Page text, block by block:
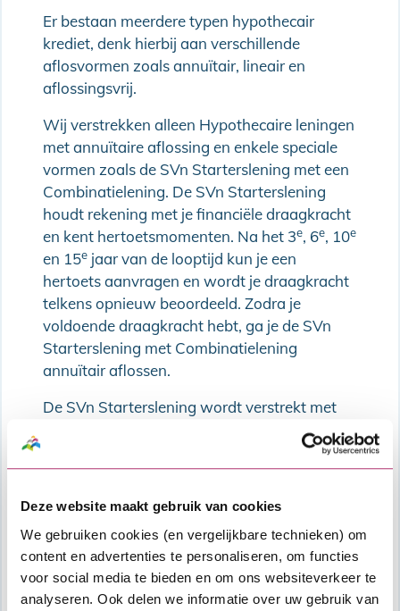
Deze website maakt gebruik van cookies
We gebruiken cookies (en vergelijkbare technieken) om
content en advertenties te personaliseren, om functies
voor social media te bieden en om ons websiteverkeer te
analyseren. Ook delen we informatie over uw gebruik van
Er bestaan meerdere typen hypothecair
krediet, denk hierbij aan verschillende
aflosvormen zoals annuïtair, lineair en
aflossingsvrij.
Wij verstrekken alleen Hypothecaire leningen
met annuïtaire aflossing en enkele speciale
vormen zoals de SVn Starterslening met een
Combinatielening. De SVn Starterslening
houdt rekening met je financiële draagkracht
en kent hertoetsmomenten. Na het 3e, 6e, 10e
en 15e jaar van de looptijd kun je een
hertoets aanvragen en wordt je draagkracht
telkens opnieuw beoordeeld. Zodra je
voldoende draagkracht hebt, ga je de SVn
Starterslening met Combinatielening
annuïtair aflossen.
De SVn Starterslening wordt verstrekt met